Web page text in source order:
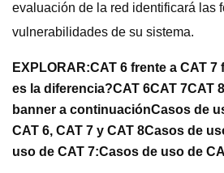
evaluación de la red identificará las
vulnerabilidades de su sistema.
EXPLORAR:CAT 6 frente a CAT 7
es la diferencia?CAT 6CAT 7CAT 8
banner a continuaciónCasos de
CAT 6, CAT 7 y CAT 8Casos de
uso de CAT 7:Casos de uso de